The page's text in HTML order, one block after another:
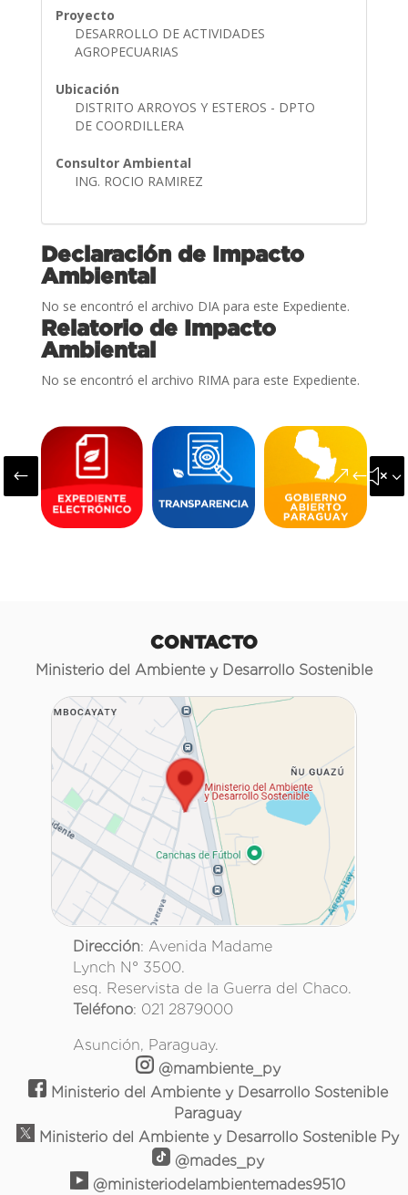
Proyecto
DESARROLLO DE ACTIVIDADES
AGROPECUARIAS
Ubicación
DISTRITO ARROYOS Y ESTEROS - DPTO
DE COORDILLERA
Consultor Ambiental
ING. ROCIO RAMIREZ
Declaración de Impacto
Ambiental
No se encontró el archivo DIA para este Expediente.
Relatorio de Impacto
Ambiental
No se encontró el archivo RIMA para este Expediente.
#
CONTACTO
Ministerio del Ambiente y Desarrollo Sostenible
Dirección: Avenida Madame
Lynch N° 3500.
esq. Reservista de la Guerra del Chaco.
Teléfono: 021 2879000
Asunción, Paraguay.
@mambiente_py
Ministerio del Ambiente y Desarrollo Sostenible
Paraguay
Ministerio del Ambiente y Desarrollo Sostenible Py
@mades_py
@ministeriodelambientemades9510